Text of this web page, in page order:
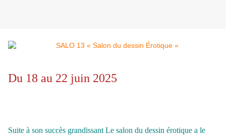
Du 18 au 22 juin 2025
Suite à son succès grandissant Le salon du dessin érotique a le